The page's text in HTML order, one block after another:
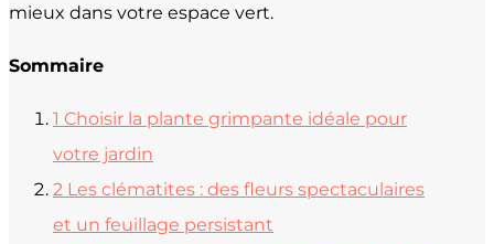
mieux dans votre espace vert.
Sommaire
1 Choisir la plante grimpante idéale pour
votre jardin
2 Les clématites : des fleurs spectaculaires
et un feuillage persistant